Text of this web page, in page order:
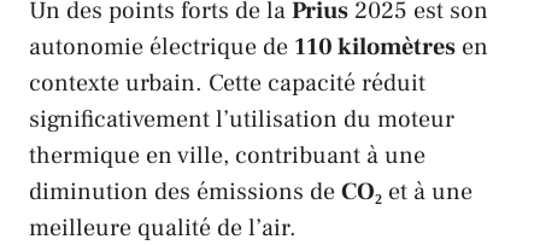
Un des points forts de laPrius 2025 est son
autonomie électrique de 110 kilomètres en
contexte urbain. Cette capacité réduit
significativement l’utilisation du moteur
thermique en ville, contribuant à une
diminution des émissions deCO₂ et à une
meilleure qualité de l’air.